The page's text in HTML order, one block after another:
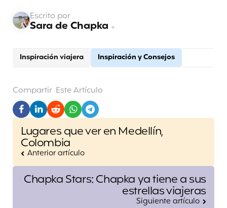
Inspiración viajera Inspiración y Consejos
Escrito por
Sara de Chapka
Compartir Este Artículo
Post
navigation
Lugares que ver en Medellín,
Colombia
Anterior artículo
Chapka Stars: Chapka ya tiene a sus
estrellas viajeras
Siguiente artículo